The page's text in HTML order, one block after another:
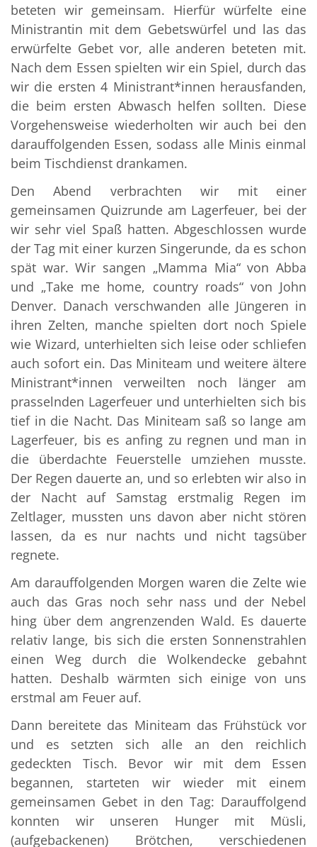
beteten wir gemeinsam. Hierfür würfelte eine
Ministrantin mit dem Gebetswürfel und las das
erwürfelte Gebet vor, alle anderen beteten mit.
Nach dem Essen spielten wir ein Spiel, durch das
wir die ersten 4 Ministrant*innen herausfanden,
die beim ersten Abwasch helfen sollten. Diese
Vorgehensweise wiederholten wir auch bei den
darauffolgenden Essen, sodass alle Minis einmal
beim Tischdienst drankamen.
Den Abend verbrachten wir mit einer
gemeinsamen Quizrunde am Lagerfeuer, bei der
wir sehr viel Spaß hatten. Abgeschlossen wurde
der Tag mit einer kurzen Singerunde, da es schon
spät war. Wir sangen „Mamma Mia“ von Abba
und „Take me home, country roads“ von John
Denver. Danach verschwanden alle Jüngeren in
ihren Zelten, manche spielten dort noch Spiele
wie Wizard, unterhielten sich leise oder schliefen
auch sofort ein. Das Miniteam und weitere ältere
Ministrant*innen verweilten noch länger am
prasselnden Lagerfeuer und unterhielten sich bis
tief in die Nacht. Das Miniteam saß so lange am
Lagerfeuer, bis es anfing zu regnen und man in
die überdachte Feuerstelle umziehen musste.
Der Regen dauerte an, und so erlebten wir also in
der Nacht auf Samstag erstmalig Regen im
Zeltlager, mussten uns davon aber nicht stören
lassen, da es nur nachts und nicht tagsüber
regnete.
Am darauffolgenden Morgen waren die Zelte wie
auch das Gras noch sehr nass und der Nebel
hing über dem angrenzenden Wald. Es dauerte
relativ lange, bis sich die ersten Sonnenstrahlen
einen Weg durch die Wolkendecke gebahnt
hatten. Deshalb wärmten sich einige von uns
erstmal am Feuer auf.
Dann bereitete das Miniteam das Frühstück vor
und es setzten sich alle an den reichlich
gedeckten Tisch. Bevor wir mit dem Essen
begannen, starteten wir wieder mit einem
gemeinsamen Gebet in den Tag: Darauffolgend
konnten wir unseren Hunger mit Müsli,
(aufgebackenen) Brötchen, verschiedenen